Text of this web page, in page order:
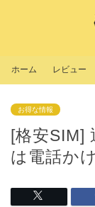
ホーム レビュー
お得な情報
[格安SIM]
は電話か